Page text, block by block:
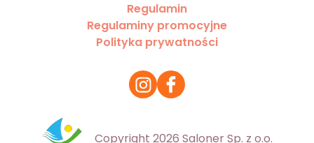
Regulamin
Regulaminy promocyjne
Polityka prywatności
Copyright 2026 Saloner Sp. z o.o.